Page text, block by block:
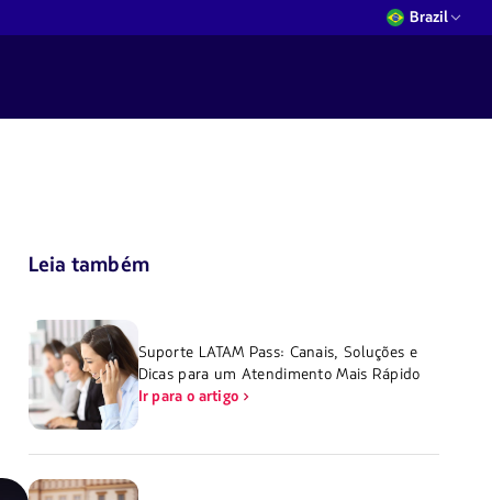
Brazil
Leia também
Suporte LATAM Pass: Canais, Soluções e
Dicas para um Atendimento Mais Rápido
Ir para o artigo